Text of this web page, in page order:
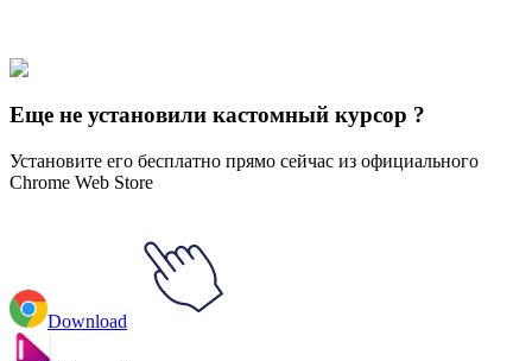
Explore All Collections
Еще не установили кастомный курсор ?
Установите его бесплатно прямо сейчас из официального
Chrome Web Store
Download